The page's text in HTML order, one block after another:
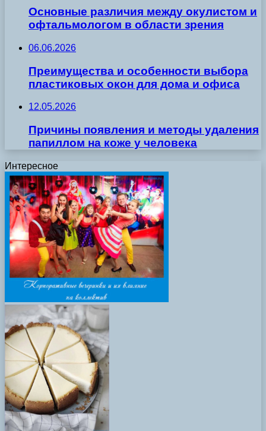
Основные различия между окулистом и
офтальмологом в области зрения
06.06.2026
Преимущества и особенности выбора
пластиковых окон для дома и офиса
12.05.2026
Причины появления и методы удаления
папиллом на коже у человека
Интересное